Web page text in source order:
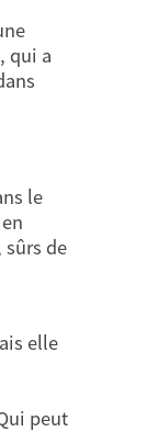
qui a
le
de
elle
peut